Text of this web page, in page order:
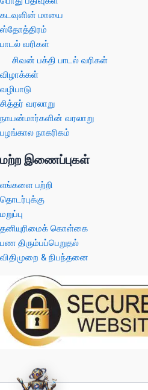
கடவுளின் மாயை
ஸ்தோத்திரம்
பாடல் வரிகள்
சிவன் பக்தி பாடல் வரிகள்
விழாக்கள்
வழிபாடு
சித்தர் வரலாறு
நாயன்மார்களின் வரலாறு
பழங்கால நாகரிகம்
மற்ற இணைப்புகள்
எங்களை பற்றி
தொடர்புக்கு
மறுப்பு
தனியுரிமைக் கொள்கை
பண திரும்பப்பெறுதல்
விதிமுறை & நிபந்தனை